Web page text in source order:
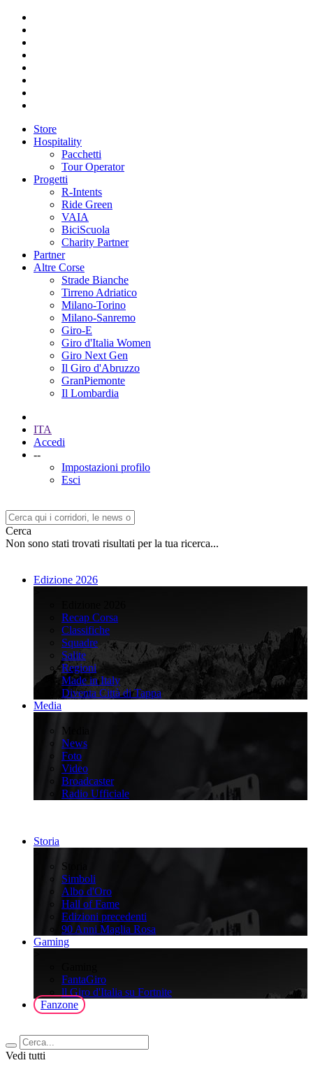
Store
Hospitality
Pacchetti
Tour Operator
Progetti
R-Intents
Ride Green
VAIA
BiciScuola
Charity Partner
Partner
Altre Corse
Strade Bianche
Tirreno Adriatico
Milano-Torino
Milano-Sanremo
Giro-E
Giro d'Italia Women
Giro Next Gen
Il Giro d'Abruzzo
GranPiemonte
Il Lombardia
ITA
Accedi
--
Impostazioni profilo
Esci
Cerca
Non sono stati trovati risultati per la tua ricerca...
Edizione 2026
Recap Corsa
Classifiche
Squadre
Salite
Regioni
Made in Italy
Diventa Città di Tappa
Media
Media
News
Foto
Video
Broadcaster
Radio Ufficiale
Storia
Storia
Simboli
Albo d'Oro
Hall of Fame
Edizioni precedenti
90 Anni Maglia Rosa
Gaming
FantaGiro
ll Giro d'Italia su Fortnite
Fanzone
Vedi tutti